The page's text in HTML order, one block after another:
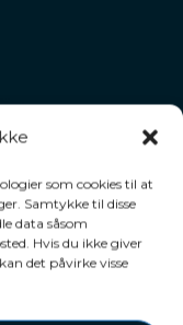
som cookies til at
Samtykke til disse
data såsom
Hvis du ikke giver
det påvirke visse